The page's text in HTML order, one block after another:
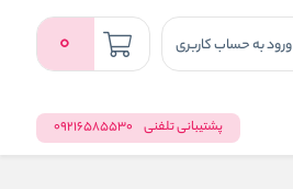
ورود به حساب کاربری 0
پشتیبانی تلفنی 09216585530